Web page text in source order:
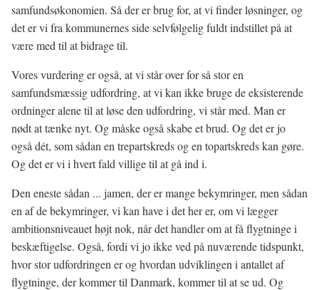
samfundsøkonomien. Så der er brug for, at vi finder løsninger, og
det er vi fra kommunernes side selvfølgelig fuldt indstillet på at
være med til at bidrage til.
Vores vurdering er også, at vi står over for så stor en
samfundsmæssig udfordring, at vi kan ikke bruge de eksisterende
ordninger alene til at løse den udfordring, vi står med. Man er
nødt at tænke nyt. Og måske også skabe et brud. Og det er jo
også dét, som sådan en trepartskreds og en topartskreds kan gøre.
Og det er vi i hvert fald villige til at gå ind i.
Den eneste sådan ... jamen, der er mange bekymringer, men sådan
en af de bekymringer, vi kan have i det her er, om vi lægger
ambitionsniveauet højt nok, når det handler om at få flygtninge i
beskæftigelse. Også, fordi vi jo ikke ved på nuværende tidspunkt,
hvor stor udfordringen er og hvordan udviklingen i antallet af
flygtninge, der kommer til Danmark, kommer til at se ud. Og